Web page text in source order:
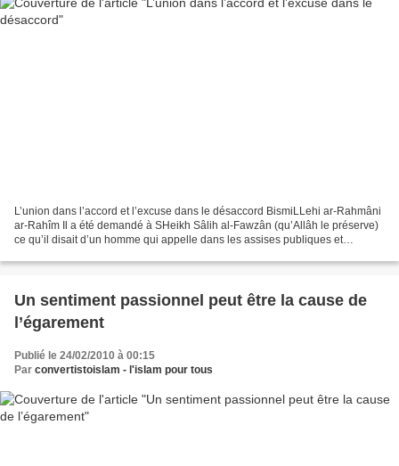
L’union dans l’accord et l’excuse dans le désaccord BismiLLehi ar-Rahmâni
ar-Rahîm Il a été demandé à SHeikh Sâlih al-Fawzân (qu’Allâh le préserve)
ce qu’il disait d’un homme qui appelle dans les assises publiques et
Un sentiment passionnel peut être la cause de
l’égarement
Publié le 24/02/2010 à 00:15
Par convertistoislam - l'islam pour tous